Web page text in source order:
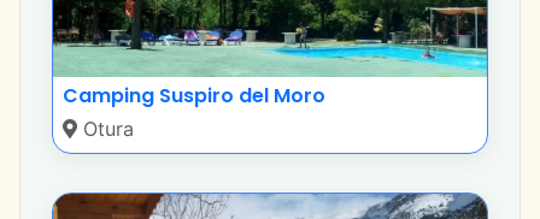
Camping Suspiro del Moro
Otura